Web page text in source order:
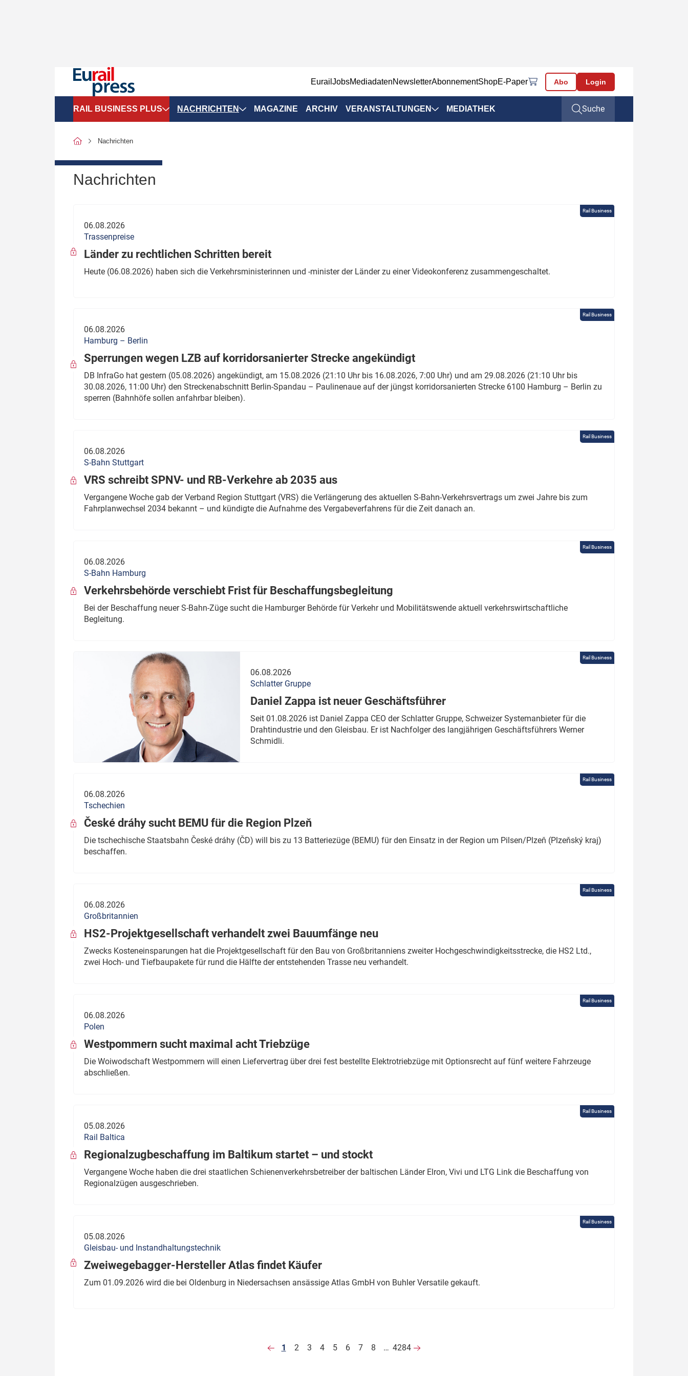
EurailJobsMediadatenNewsletterAbonnementShopE-Paper Abo Login
RAIL BUSINESS PLUS
SPNV-Marktdaten
Politik
wen?
Thema des Monats
Dossier: Generalsanierung
Dossier: ETCS
Dossier:
NACHRICHTEN MAGAZINE ARCHIV VERANSTALTUNGEN MEDIATHEK Suche
Nachrichten
Nachrichten
Rail Business
06.08.2026
Trassenpreise
Länder zu rechtlichen Schritten bereit
Heute (06.08.2026) haben sich die Verkehrsministerinnen und -minister der Länder zu einer Videokonferenz zusammengeschaltet.
Rail Business
06.08.2026
Hamburg – Berlin
Sperrungen wegen LZB auf korridorsanierter Strecke angekündigt
DB InfraGo hat gestern (05.08.2026) angekündigt, am 15.08.2026 (21:10 Uhr bis 16.08.2026, 7:00 Uhr) und am 29.08.2026 (21:10 Uhr bis
30.08.2026, 11:00 Uhr) den Streckenabschnitt Berlin-Spandau – Paulinenaue auf der jüngst korridorsanierten Strecke 6100 Hamburg – Berlin zu
sperren (Bahnhöfe sollen anfahrbar bleiben).
Rail Business
06.08.2026
S-Bahn Stuttgart
VRS schreibt SPNV- und RB-Verkehre ab 2035 aus
Vergangene Woche gab der Verband Region Stuttgart (VRS) die Verlängerung des aktuellen S-Bahn-Verkehrsvertrags um zwei Jahre bis zum
Fahrplanwechsel 2034 bekannt – und kündigte die Aufnahme des Vergabeverfahrens für die Zeit danach an.
Rail Business
06.08.2026
S-Bahn Hamburg
Verkehrsbehörde verschiebt Frist für Beschaffungsbegleitung
Bei der Beschaffung neuer S-Bahn-Züge sucht die Hamburger Behörde für Verkehr und Mobilitätswende aktuell verkehrswirtschaftliche
Begleitung.
Rail Business
06.08.2026
Schlatter Gruppe
Daniel Zappa ist neuer Geschäftsführer
Seit 01.08.2026 ist Daniel Zappa CEO der Schlatter Gruppe, Schweizer Systemanbieter für die
Drahtindustrie und den Gleisbau. Er ist Nachfolger des langjährigen Geschäftsführers Werner
Schmidli.
Rail Business
06.08.2026
Tschechien
České dráhy sucht BEMU für die Region Plzeň
Die tschechische Staatsbahn České dráhy (ČD) will bis zu 13 Batteriezüge (BEMU) für den Einsatz in der Region um Pilsen/Plzeň (Plzeňský kraj)
beschaffen.
Rail Business
06.08.2026
Großbritannien
HS2-Projektgesellschaft verhandelt zwei Bauumfänge neu
Zwecks Kosteneinsparungen hat die Projektgesellschaft für den Bau von Großbritanniens zweiter Hochgeschwindigkeitsstrecke, die HS2 Ltd.,
zwei Hoch- und Tiefbaupakete für rund die Hälfte der entstehenden Trasse neu verhandelt.
Rail Business
06.08.2026
Polen
Westpommern sucht maximal acht Triebzüge
Die Woiwodschaft Westpommern will einen Liefervertrag über drei fest bestellte Elektrotriebzüge mit Optionsrecht auf fünf weitere Fahrzeuge
abschließen.
Rail Business
05.08.2026
Rail Baltica
Regionalzugbeschaffung im Baltikum startet – und stockt
Vergangene Woche haben die drei staatlichen Schienenverkehrsbetreiber der baltischen Länder Elron, Vivi und LTG Link die Beschaffung von
Regionalzügen ausgeschrieben.
Rail Business
05.08.2026
Gleisbau- und Instandhaltungstechnik
Zweiwegebagger-Hersteller Atlas findet Käufer
Zum 01.09.2026 wird die bei Oldenburg in Niedersachsen ansässige Atlas GmbH von Buhler Versatile gekauft.
1 2 3 4 5 6 7 8 … 4284